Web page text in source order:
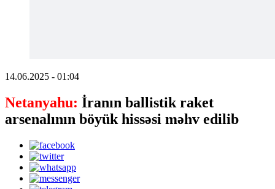
14.06.2025 - 01:04
Netanyahu: İranın ballistik raket
arsenalının böyük hissəsi məhv edilib